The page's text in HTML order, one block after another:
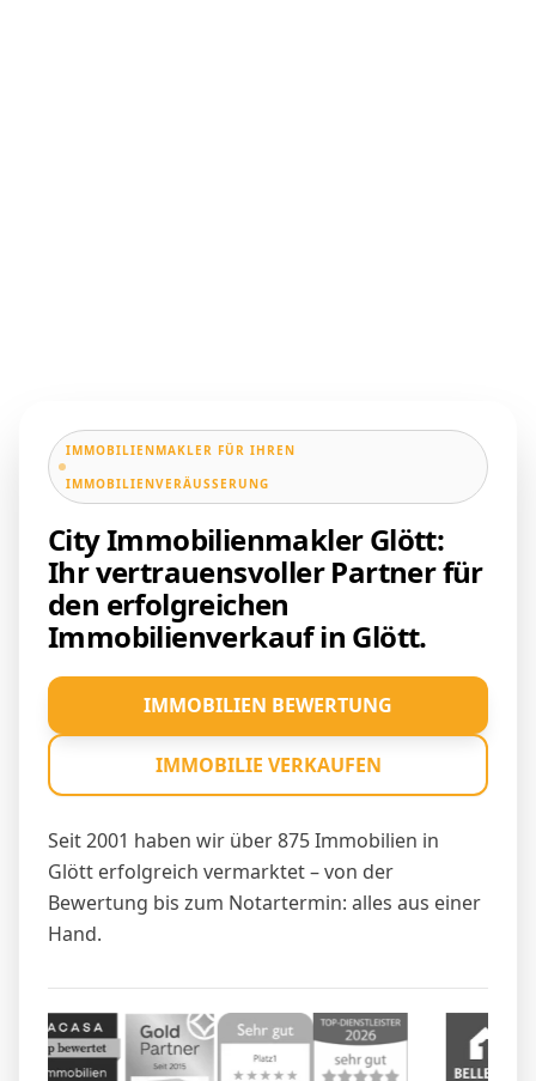
IMMOBILIENMAKLER FÜR IHREN
IMMOBILIENVERÄUSSERUNG
City Immobilienmakler Glött:
Ihr vertrauensvoller Partner für
den erfolgreichen
Immobilienverkauf in Glött.
Seit 2001 haben wir über 875 Immobilien in
Glött erfolgreich vermarktet – von der
Bewertung bis zum Notartermin: alles aus einer
Hand.
IMMOBILIEN BEWERTUNG
IMMOBILIE VERKAUFEN